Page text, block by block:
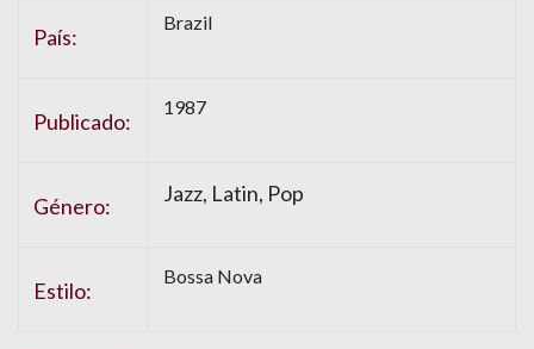
País:
Brazil
Publicado:
1987
Género: Jazz, Latin, Pop
Estilo:
Bossa Nova